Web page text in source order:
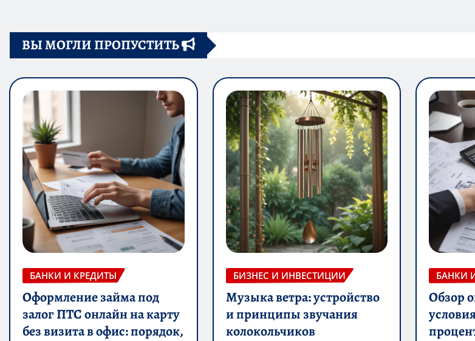
ВЫ МОГЛИ ПРОПУСТИТЬ
БАНКИ И КРЕДИТЫ
Оформление займа под
залог ПТС онлайн на карту
без визита в офис: порядок,
БИЗНЕС И ИНВЕСТИЦИИ
Музыка ветра: устройство
и принципы звучания
колокольчиков
БАНКИ
Обзор